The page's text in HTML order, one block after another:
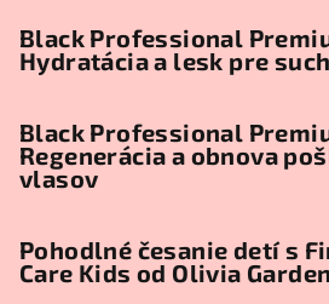
Black Professional
Hydratácia a lesk pre
Black Professional
Regenerácia a obnova
vlasov
Pohodlné česanie detí s
Care Kids od Olivia Garden